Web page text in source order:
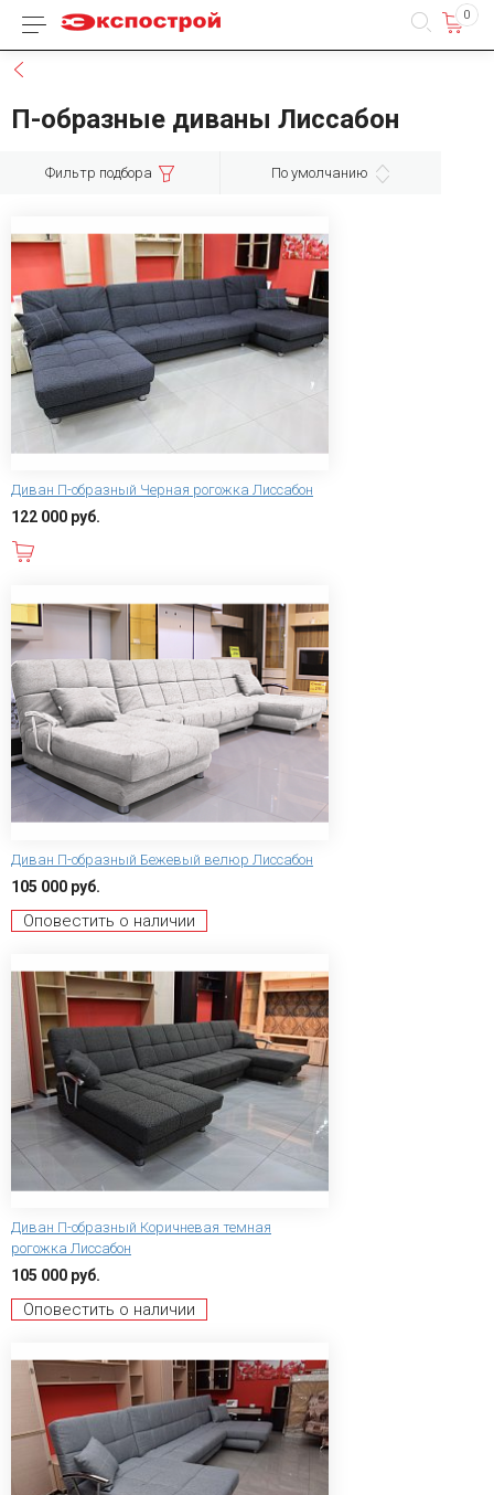
Каталог товаров 0
П-образные диваны Лиссабон
Фильтр подбора По умолчанию
Диван П-образный Черная рогожка Лиссабон
122 000 руб.
Диван П-образный Бежевый велюр Лиссабон
105 000 руб.
Оповестить о наличии
Диван П-образный Коричневая темная
рогожка Лиссабон
105 000 руб.
Оповестить о наличии